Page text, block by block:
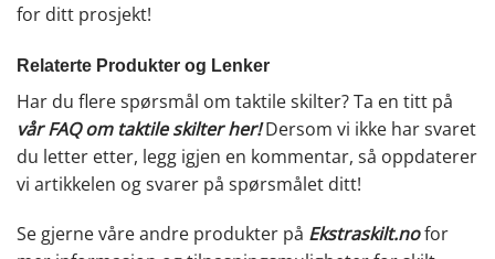
for ditt prosjekt!
Relaterte Produkter og Lenker
Har du flere spørsmål om taktile skilter? Ta en titt på
vår FAQ om taktile skilter her!Dersom vi ikke har svaret
du letter etter, legg igjen en kommentar, så oppdaterer
vi artikkelen og svarer på spørsmålet ditt!
Se gjerne våre andre produkter på Ekstraskilt.nofor